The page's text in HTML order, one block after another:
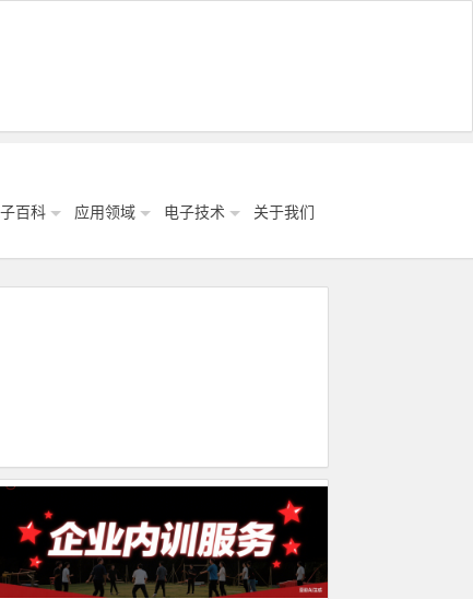
百科 应用领域 电子技术 关于我们